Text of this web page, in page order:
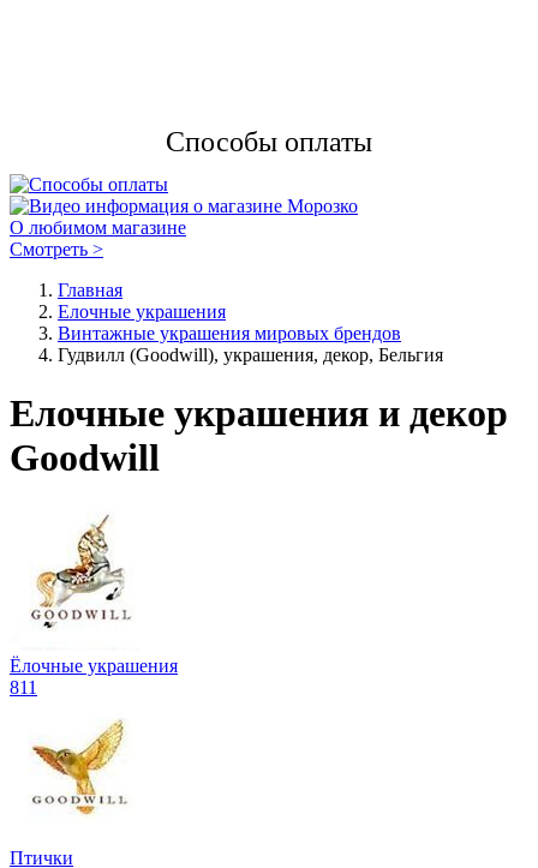
Способы оплаты
О любимом магазине
Смотреть >
Главная
Елочные украшения
Винтажные украшения мировых брендов
Гудвилл (Goodwill), украшения, декор, Бельгия
Елочные украшения и декор
Goodwill
Ёлочные украшения
811
Птички